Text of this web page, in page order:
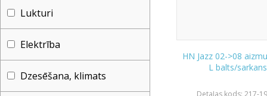
Lukturi
Elektrība
Dzesēšana, klimats
HN Jazz 02->08
L balts/
Detaļas kods: 217-